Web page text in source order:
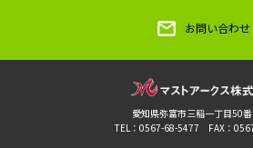
お問い合わせ
愛知県弥富市三稲一丁目50
TEL：0567-68-5477 FAX：